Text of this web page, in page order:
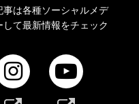
は各種ソーシャルメデ
て最新情報をチェック